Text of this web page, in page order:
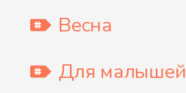
Весна
Для малышей